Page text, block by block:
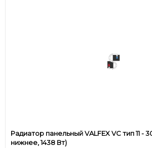
Радиатор панельный VALFEX VC тип 11 -
нижнее, 1438 Вт)